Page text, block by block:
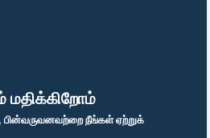
நீங்கள் ஏற்றுக்